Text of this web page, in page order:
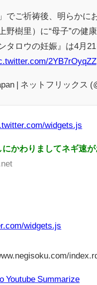
でご祈祷後、明らか
野樹里）に“母子”の健
タロウの妊娠』は4月21
2YB7rOyqZZ
| ネットフリックス
widgets.js
にかわりましてネギ速
widgets.js
Youtube Summarize